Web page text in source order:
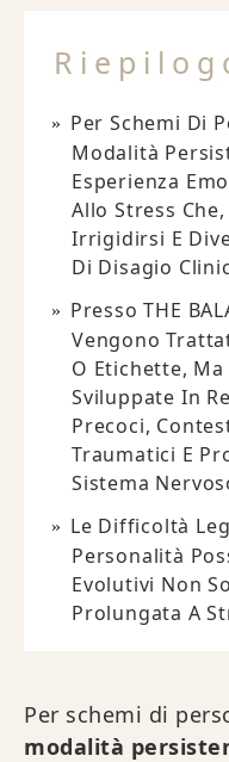
Per Schemi Di
Modalità
Esperienza
Allo Stress
Irrigidirsi E
Di Disagio
Presso THE
Vengono
O Etichette,
Sviluppate In
Precoci,
Traumatici E
Sistema
Le Difficoltà
Personalità
Evolutivi Non
Prolungata A
Per schemi di
modalità